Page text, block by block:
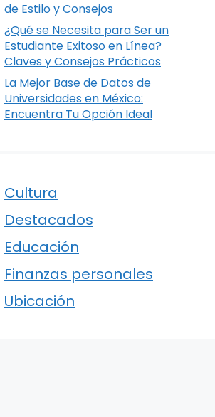
de Estilo y Consejos
¿Qué se Necesita para Ser un
Estudiante Exitoso en Línea?
Claves y Consejos Prácticos
La Mejor Base de Datos de
Universidades en México:
Encuentra Tu Opción Ideal
Cultura
Destacados
Educación
Finanzas personales
Ubicación